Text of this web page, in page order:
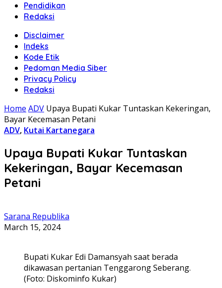
Pendidikan
Redaksi
Disclaimer
Indeks
Kode Etik
Pedoman Media Siber
Privacy Policy
Redaksi
Home ADV Upaya Bupati Kukar Tuntaskan Kekeringan,
Bayar Kecemasan Petani
ADV, Kutai Kartanegara
Upaya Bupati Kukar Tuntaskan
Kekeringan, Bayar Kecemasan
Petani
Sarana Republika
March 15, 2024
Bupati Kukar Edi Damansyah saat berada
dikawasan pertanian Tenggarong Seberang.
(Foto: Diskominfo Kukar)